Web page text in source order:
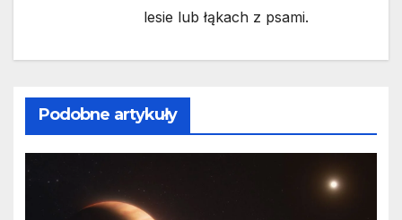
lesie lub łąkach z psami.
Podobne artykuły